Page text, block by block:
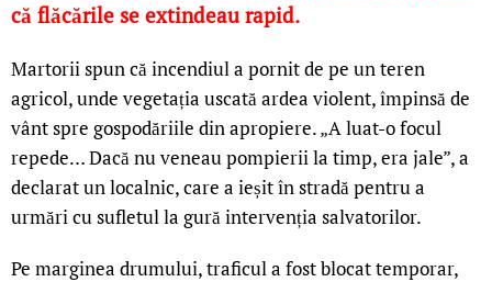
că flăcările se extindeau rapid.
Martorii spun că incendiul a pornit de pe un teren
agricol, unde vegetația uscată ardea violent, împinsă de
vânt spre gospodăriile din apropiere. „A luat-o focul
repede… Dacă nu veneau pompierii la timp, era jale”, a
declarat un localnic, care a ieșit în stradă pentru a
urmări cu sufletul la gură intervenția salvatorilor.
Pe marginea drumului, traficul a fost blocat temporar,